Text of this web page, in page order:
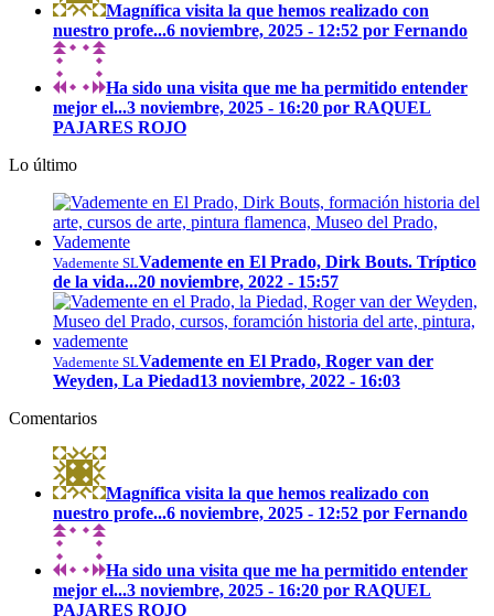
Magnífica visita la que hemos realizado con
nuestro profe...6 noviembre, 2025 - 12:52 por Fernando
Ha sido una visita que me ha permitido entender
mejor el...3 noviembre, 2025 - 16:20 por RAQUEL
PAJARES ROJO
Lo último
Vademente SLVademente en El Prado, Dirk Bouts. Tríptico
de la vida...20 noviembre, 2022 - 15:57
Vademente SLVademente en El Prado, Roger van der
Weyden, La Piedad13 noviembre, 2022 - 16:03
Comentarios
Magnífica visita la que hemos realizado con
nuestro profe...6 noviembre, 2025 - 12:52 por Fernando
Ha sido una visita que me ha permitido entender
mejor el...3 noviembre, 2025 - 16:20 por RAQUEL
PAJARES ROJO